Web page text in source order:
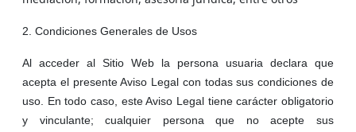
2. Condiciones Generales de Usos
Al acceder al Sitio Web la persona usuaria declara que
acepta el presente Aviso Legal con todas sus condiciones de
uso. En todo caso, este Aviso Legal tiene carácter obligatorio
y vinculante; cualquier persona que no acepte sus